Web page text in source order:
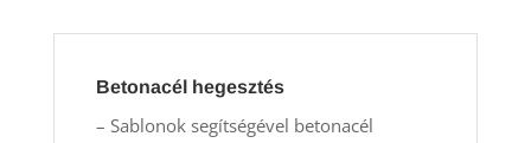
Betonacél hegesztés
– Sablonok segítségével betonacél